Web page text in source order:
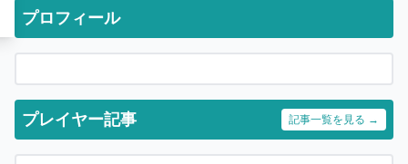
プロフィール
プレイヤー記事 記事一覧を見る →